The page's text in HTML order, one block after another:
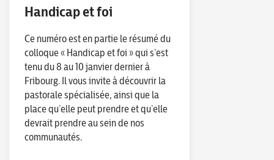
Handicap et foi
Ce numéro est en partie le résumé du
colloque « Handicap et foi » qui s’est
tenu du 8 au 10 janvier dernier à
Fribourg. Il vous invite à découvrir la
pastorale spécialisée, ainsi que la
place qu’elle peut prendre et qu’elle
devrait prendre au sein de nos
communautés.